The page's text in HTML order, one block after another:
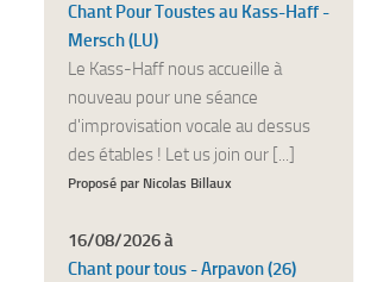
Chant Pour Toustes au Kass-Haff -
Mersch (LU)
Le Kass-Haff nous accueille à
nouveau pour une séance
d'improvisation vocale au dessus
des étables ! Let us join our [...]
Proposé par Nicolas Billaux
16/08/2026 à
Chant pour tous - Arpavon (26)